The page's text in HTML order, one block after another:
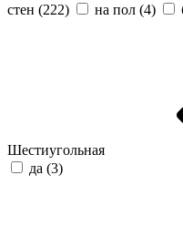
стен (222) на пол (4)
Шестиугольная
да (3)